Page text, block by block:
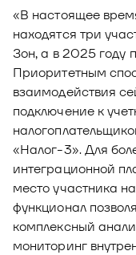
«В настоящее
находятся три
Зон, а в 2025 году
Приоритетным
взаимодействия
подключение к
«Налог-3». Для
интеграционной
место участника
функционал
комплексный
мониторинг